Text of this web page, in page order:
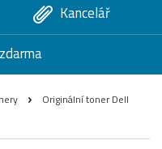
Kancelář
Originální toner Dell